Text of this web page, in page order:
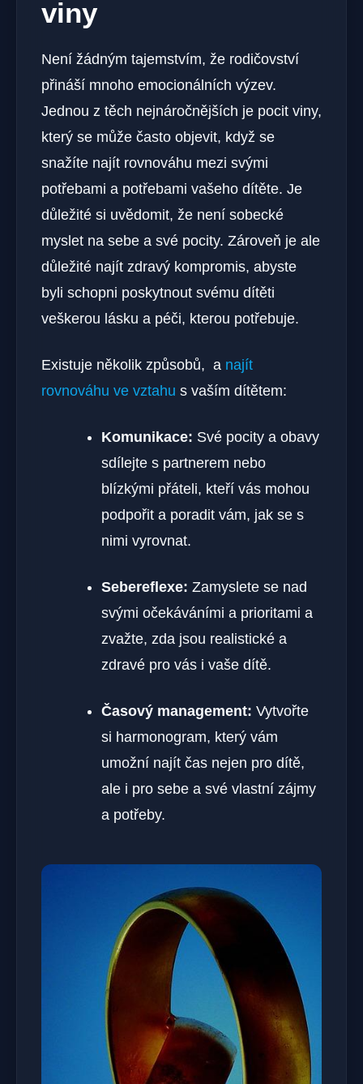
viny
Není žádným tajemstvím, že rodičovství
přináší mnoho emocionálních výzev.
Jednou z těch nejnáročnějších​ je pocit viny,
který se může často objevit, když ⁤se
snažíte ‍najít rovnováhu mezi svými
potřebami a potřebami vašeho dítěte. Je
důležité si uvědomit, že není sobecké
myslet na sebe a své pocity. Zároveň‌ je ale
důležité najít zdravý⁢ kompromis, abyste
byli schopni poskytnout svému ​dítěti
veškerou lásku a péči, kterou potřebuje.
Existuje několik způsobů, ‌ a najít
rovnováhu ve vztahu s‍ vaším dítětem:
Komunikace: Své pocity a obavy
sdílejte s⁢ partnerem nebo
blízkými přáteli, kteří vás mohou
podpořit a poradit vám, jak se s
nimi vyrovnat.
Sebereflexe: Zamyslete se nad
svými očekáváními a⁣ prioritami ⁣a
zvažte, zda jsou realistické a
zdravé pro vás ⁣i vaše dítě.
Časový management: Vytvořte
si harmonogram, který vám
umožní najít čas nejen pro dítě,
ale i pro sebe a své vlastní zájmy
a potřeby.